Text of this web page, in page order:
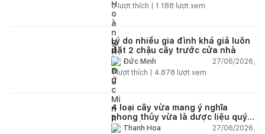
0lượt thích | 1.188 lượt xem
Lý do nhiều gia đình khá giả luôn
đặt 2 chậu cây trước cửa nhà
Đức Minh
27/06/2026,
1lượt thích | 4.878 lượt xem
4 loại cây vừa mang ý nghĩa
phong thủy vừa là dược liệu quý
nên trồng trong nhà
Thanh Hoa
27/06/2026,